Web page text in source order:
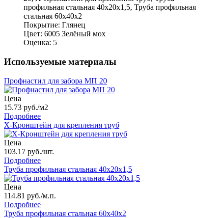
профильная стальная 40х20x1,5, Труба профильная
стальная 60х40x2
Покрытие: Глянец
Цвет: 6005 Зелёный мох
Оценка: 5
Используемые материалы
Профнастил для забора МП 20
Цена
15.73 руб./м2
Подробнее
X-Кронштейн для крепления труб
Цена
103.17 руб./шт.
Подробнее
Труба профильная стальная 40х20x1,5
Цена
114.81 руб./м.п.
Подробнее
Труба профильная стальная 60х40x2